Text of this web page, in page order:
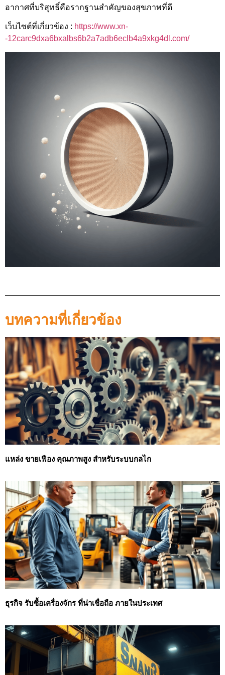
อากาศที่บริสุทธิ์คือรากฐานสำคัญของสุขภาพที่ดี
เว็บไซต์ที่เกี่ยวข้อง : https://www.xn-
-12carc9dxa6bxalbs6b2a7adb6eclb4a9xkg4dl.com/
บทความที่เกี่ยวข้อง
แหล่ง ขายเฟือง คุณภาพสูง สำหรับระบบกลไก
ธุรกิจ รับซื้อเครื่องจักร ที่น่าเชื่อถือ ภายในประเทศ